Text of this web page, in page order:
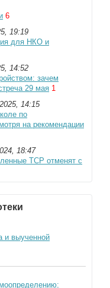
6
19:19
для НКО и
14:52
зачем
29 мая 1
14:15
по
на рекомендации
18:47
ТСР отменят с
и выученной